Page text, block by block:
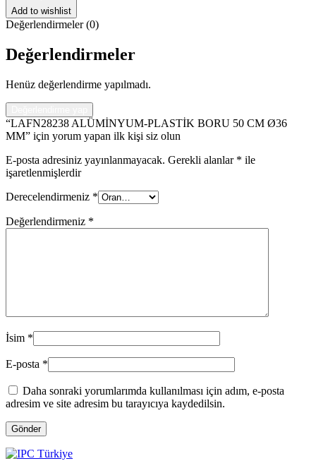
Add to wishlist
Değerlendirmeler (0)
Değerlendirmeler
Henüz değerlendirme yapılmadı.
“LAFN28238 ALÜMİNYUM-PLASTİK BORU 50 CM Ø36
MM” için yorum yapan ilk kişi siz olun
E-posta adresiniz yayınlanmayacak. Gerekli alanlar * ile
işaretlenmişlerdir
Derecelendirmeniz *
Değerlendirmeniz *
İsim *
E-posta *
Daha sonraki yorumlarımda kullanılması için adım, e-posta
adresim ve site adresim bu tarayıcıya kaydedilsin.
Gönder